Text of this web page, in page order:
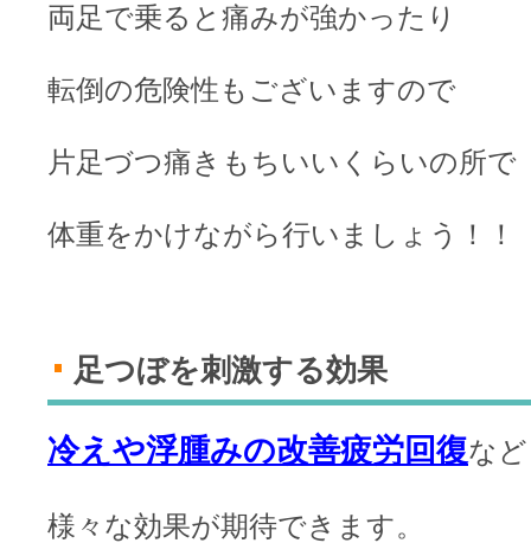
両足で乗ると痛みが強かったり
転倒の危険性もございますので
片足づつ痛きもちいいくらいの所で
体重をかけながら行いましょう！！
足つぼを刺激する効果
冷えや浮腫みの改善疲労回復など
様々な効果が期待できます。